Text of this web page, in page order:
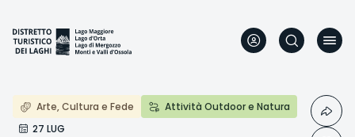
contenu
principal
Arte, Cultura e Fede
Attività Outdoor e Natura
27 LUG